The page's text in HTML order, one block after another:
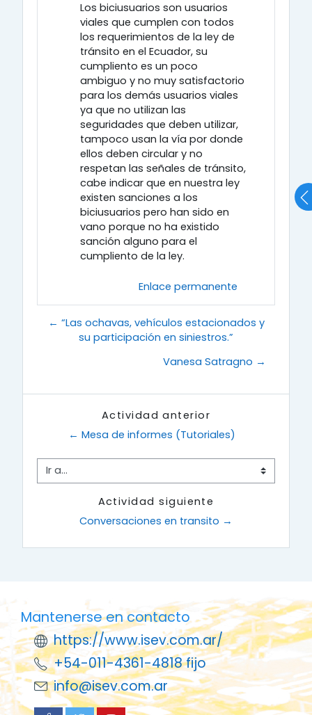
Los biciusuarios son usuarios
viales que cumplen con todos
los requerimientos de la ley de
tránsito en el Ecuador, su
cumpliento es un poco
ambiguo y no muy satisfactorio
para los demás usuarios viales
ya que no utilizan las
seguridades que deben utilizar,
tampoco usan la vía por donde
ellos deben circular y no
respetan las señales de tránsito,
cabe indicar que en nuestra ley
existen sanciones a los
biciusuarios pero han sido en
vano porque no ha existido
sanción alguno para el
cumpliento de la ley.
Enlace permanente
← “Las ochavas, vehículos estacionados y
su participación en siniestros.”
Vanesa Satragno →
Actividad anterior
← Mesa de informes (Tutoriales)
Ir a...
Actividad siguiente
Conversaciones en transito →
Mantenerse en contacto
https://www.isev.com.ar/
+54-011-4361-4818 fijo
info@isev.com.ar